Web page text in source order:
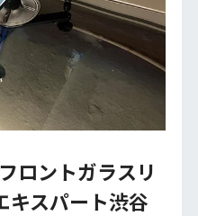
ロントガラスリ
キスパート渋谷